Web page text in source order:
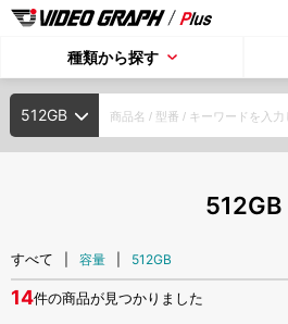
種類から探す
HDD/SSD
ポータブルHDD デスクトップHDD
メモリーカード
SDカード microSDカード
メーカー・ブランド
512GB
512GB
すべて 容量 512GB
14件の商品が見つかりました